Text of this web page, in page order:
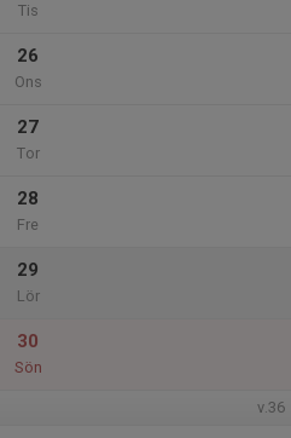
Tis
26
Ons
27
Tor
28
Fre
29
Lör
30
Sön
v.36